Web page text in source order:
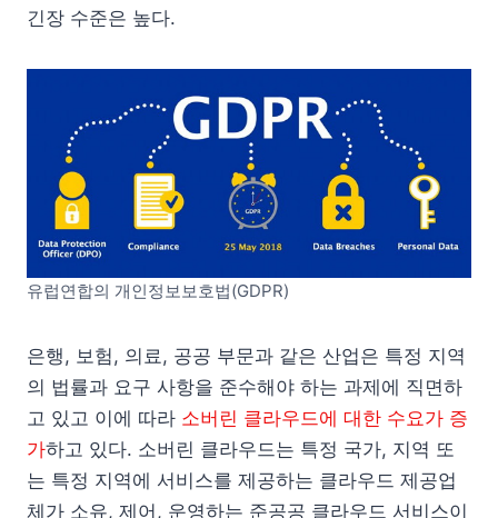
긴장 수준은 높다.
유럽연합의 개인정보보호법(GDPR)
은행, 보험, 의료, 공공 부문과 같은 산업은 특정 지역
의 법률과 요구 사항을 준수해야 하는 과제에 직면하
고 있고 이에 따라 소버린 클라우드에 대한 수요가 증
가하고 있다. 소버린 클라우드는 특정 국가, 지역 또
는 특정 지역에 서비스를 제공하는 클라우드 제공업
체가 소유, 제어, 운영하는 준공공 클라우드 서비스이